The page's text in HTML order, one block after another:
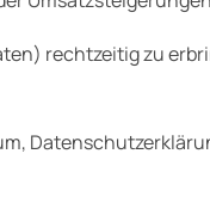
rechtzeitig zu